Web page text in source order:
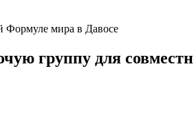
Формуле мира в Давосе
группу для